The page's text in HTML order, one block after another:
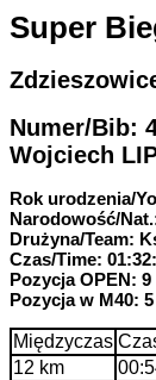
Super
Numer/Bib:
Wojciech
Rok urodzenia/
Narodowość/
Drużyna/Team:
Czas/Time:
Pozycja OPEN: 9
Pozycja w M40: 5
Międzyczas
12 km